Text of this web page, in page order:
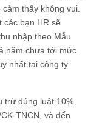
thấy không vui.
bạn HR sẽ
nhập theo Mẫu
năm chưa tới mức
nhất tại công ty
trừ đúng luật 10%
TNCN, và đến